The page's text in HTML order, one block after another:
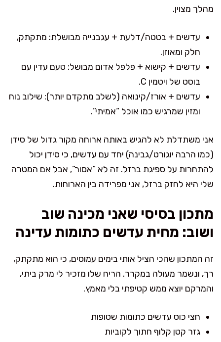
מהלך מצוין.
עדשים + בטטה/דלעת + עגבנייה מבושלת: מתקתק,
חלק ומאוזן.
עדשים + קישוא + פלפל אדום מבושל: טעם עדין עם
בוסט של ויטמין C.
עדשים + אורז/קינואה (לשלב מתקדם יותר): שילוב נוח
ומזין שמרגיש כמו אוכל “אמיתי”.
אני משתדלת לא להגיש באותה ארוחה מקור גדול של סידן
(כמו הרבה יוגורט/גבינה) יחד עם עדשים, כי סידן יכול
להתחרות על ספיגת ברזל. זה לא “אסור”, אבל אם המטרה
שלי היא לחזק ברזל, אני מפרידה בין הארוחות.
מתכון בסיסי שאני מכינה שוב
ושוב: מחית עדשים כתומות עדינה
זה המתכון שהכי הציל אותי בימים עמוסים, כי הוא מתקתק,
רך, ונשמר מעולה במקרר. הריח שלו מזכיר לי מרק ביתי,
והמרקם יוצא ממש קטיפתי בלי מאמץ.
חצי כוס עדשים כתומות שטופות
גזר קטן קלוף חתוך לקוביות